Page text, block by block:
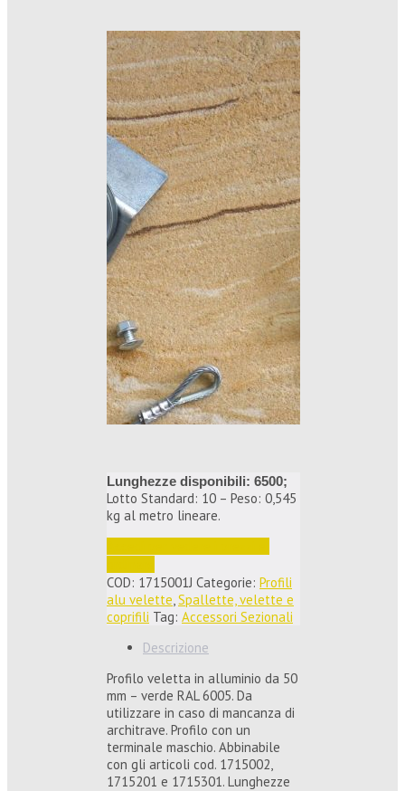
Lunghezze disponibili: 6500;
Lotto Standard: 10 – Peso: 0,545
kg al metro lineare.
COD: 1715001J Categorie: Profili
alu velette,Spallette, velette e
coprifili Tag: Accessori Sezionali
Descrizione
Profilo veletta in alluminio da 50
mm – verde RAL 6005. Da
utilizzare in caso di mancanza di
architrave. Profilo con un
terminale maschio. Abbinabile
con gli articoli cod. 1715002,
1715201 e 1715301. Lunghezze